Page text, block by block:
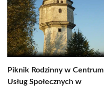
Piknik Rodzinny w Centrum
Usług Społecznych w